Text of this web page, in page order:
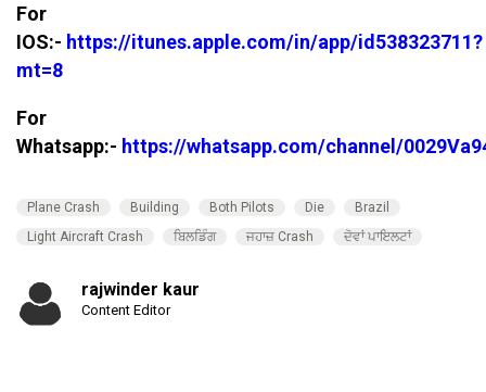
For
IOS:- https://itunes.apple.com/in/app/id538323711?
mt=8
For
Whatsapp:- https://whatsapp.com/channel/
Plane Crash Building Both Pilots Die
Brazil
Light Aircraft Crash
ਬਿਲਡਿੰਗ ਜਹਾਜ਼ Crash ਦੋਵਾਂ ਪਾਇਲਟਾਂ
rajwinder kaur
Content Editor